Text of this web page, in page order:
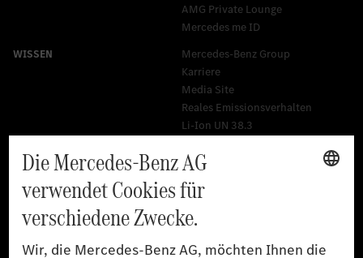
AMG Private Lounge
Mercedes me ID
Mercedes-Benz Group
Karriere
Media Site
Reales Emissionsverhalten
Li-Ion UN 38.3